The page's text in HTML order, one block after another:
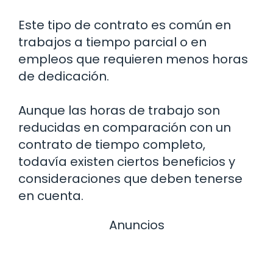
Este tipo de contrato es común en
trabajos a tiempo parcial o en
empleos que requieren menos horas
de dedicación.
Aunque las horas de trabajo son
reducidas en comparación con un
contrato de tiempo completo,
todavía existen ciertos beneficios y
consideraciones que deben tenerse
en cuenta.
Anuncios